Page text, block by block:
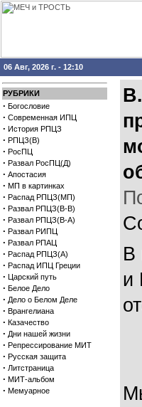
06 Авг, 2026 г. - 12:10
РУБРИКИ
· Богословие
· Современная ИПЦ
· История РПЦЗ
· РПЦЗ(В)
· РосПЦ
· Развал РосПЦ(Д)
· Апостасия
· МП в картинках
· Распад РПЦЗ(МП)
· Развал РПЦЗ(В-В)
· Развал РПЦЗ(В-А)
· Развал РИПЦ
· Развал РПАЦ
· Распад РПЦЗ(А)
· Распад ИПЦ Греции
· Царский путь
· Белое Дело
· Дело о Белом Деле
· Врангелиана
· Казачество
· Дни нашей жизни
· Репрессирование МИТ
· Русская защита
· Литстраница
· МИТ-альбом
· Мемуарное
В
и